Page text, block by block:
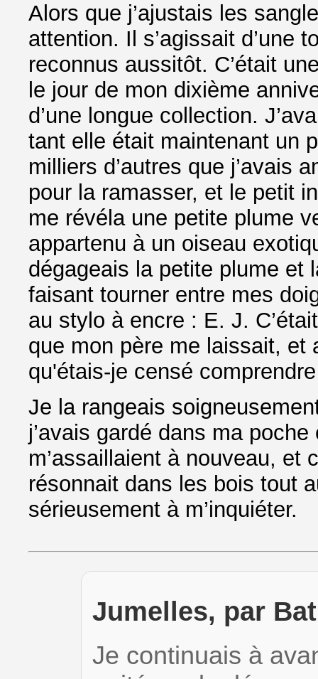
Alors que j’ajustais les
attention. Il s’agissait d’une
reconnus aussitôt. C’était
le jour de mon dixième
d’une longue collection.
tant elle était maintenant un
milliers d’autres que j’avais
pour la ramasser, et le petit
me révéla une petite plume
appartenu à un oiseau
dégageais la petite plume et
faisant tourner entre mes
au stylo à encre : E. J.
que mon père me laissait, et
qu'étais-je censé
Je la rangeais
j’avais gardé dans ma
m’assaillaient à nouveau, et
résonnait dans les bois tout
sérieusement à m’inquiéter.
Jumelles, par
Je continuais à